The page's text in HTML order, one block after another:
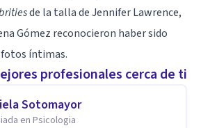
de la talla de Jennifer Lawrence,
Gómez reconocieron haber sido
íntimas.
profesionales cerca de ti
Sotomayor
en Psicologia